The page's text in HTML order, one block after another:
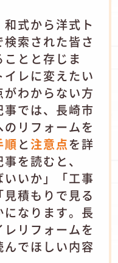
式から洋式ト
索された皆さ
とと存じま
レに変えたい
わからない方
では、長崎市
リフォームを
順と注意点を詳
を読むと、
いいか」「工事
積もりで見る
なります。長
リフォームを
でほしい内容